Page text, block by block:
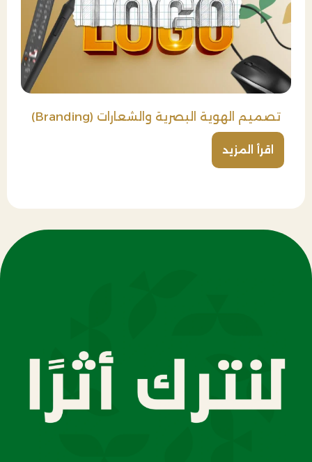
تصميم الهوية البصرية والشعارات (Branding)
اقرأ المزيد